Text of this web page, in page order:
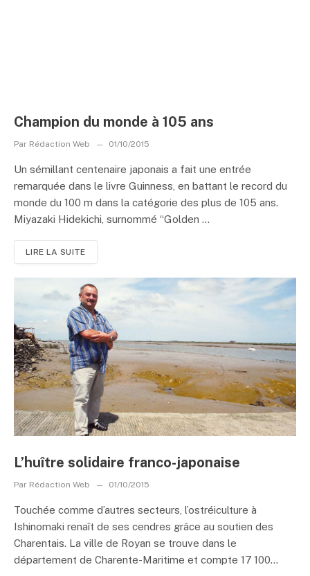
Champion du monde à 105 ans
Par Rédaction Web 01/10/2015
Un sémillant centenaire japonais a fait une entrée
remarquée dans le livre Guinness, en battant le record du
monde du 100 m dans la catégorie des plus de 105 ans.
Miyazaki Hidekichi, surnommé “Golden ...
LIRE LA SUITE
L’huître solidaire franco-japonaise
Par Rédaction Web 01/10/2015
Touchée comme d’autres secteurs, l’ostréiculture à
Ishinomaki renaît de ses cendres grâce au soutien des
Charentais. La ville de Royan se trouve dans le
département de Charente-Maritime et compte 17 100...